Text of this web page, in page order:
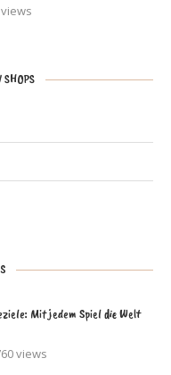
views
SHOPS
Mit jedem Spiel die Welt
views